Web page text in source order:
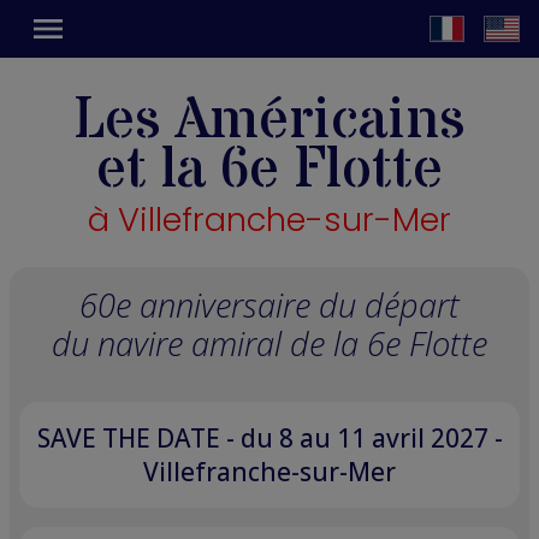
menu
Les Américains
et la 6e Flotte
à Villefranche-sur-Mer
60e anniversaire du départ
du navire amiral de la 6e Flotte
SAVE THE DATE - du 8 au 11 avril 2027 -
Villefranche-sur-Mer